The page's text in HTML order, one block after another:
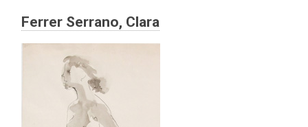
Ferrer Serrano, Clara